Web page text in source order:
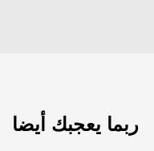
ربما يعجبك أيضا